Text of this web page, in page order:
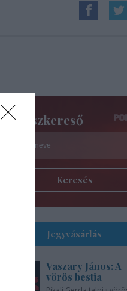
Színészkereső
Keresés
Jegyvásárlás
Vaszary János: A
vörös bestia